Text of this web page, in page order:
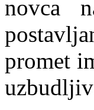
novca
promet